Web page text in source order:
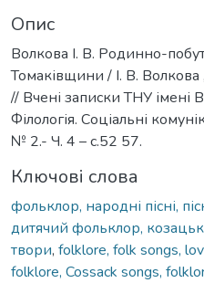
Опис
Волкова І. В. Родинно-
Томаківщини / І. В. Волкова
// Вчені записки ТНУ імені
Філологія. Соціальні
№ 2.- Ч. 4 – c.52 57.
Ключові слова
фольклор, народні пісні,
дитячий фольклор,
твори, folklore, folk songs,
folklore, Cossack songs,